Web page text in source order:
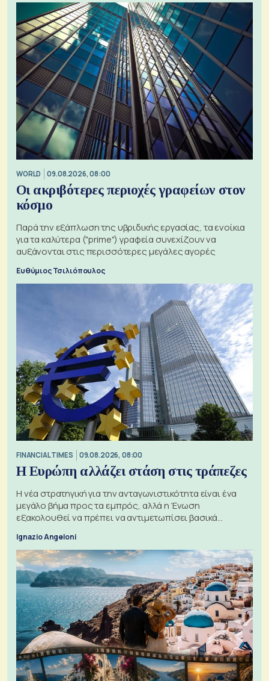
WORLD 09.08.2026, 08:00
Οι ακριβότερες περιοχές γραφείων στον
κόσμο
Παρά την εξάπλωση της υβριδικής εργασίας, τα ενοίκια
για τα καλύτερα ("prime") γραφεία συνεχίζουν να
αυξάνονται στις περισσότερες μεγάλες αγορές
Ευθύμιος Τσιλιόπουλος
FINANCIAL TIMES 09.08.2026, 08:00
Η Ευρώπη αλλάζει στάση στις τράπεζες
Η νέα στρατηγική για την ανταγωνιστικότητα είναι ένα
μεγάλο βήμα προς τα εμπρός, αλλά η Ένωση
εξακολουθεί να πρέπει να αντιμετωπίσει βασικά
Ignazio Angeloni